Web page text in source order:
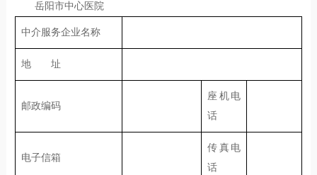
岳阳市中心医院
中介服务企业名称
地 址
邮政编码
座机电
话
电子信箱
传真电
话